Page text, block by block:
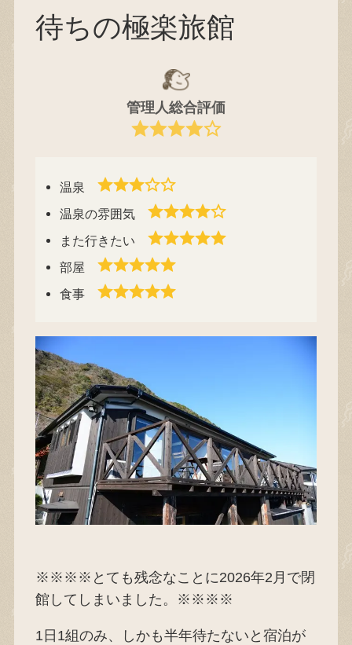
待ちの極楽旅館
管理人総合評価
温泉
温泉の雰囲気
また行きたい
部屋
食事
※※※※とても残念なことに2026年2月で閉
館してしまいました。※※※※
1日1組のみ、しかも半年待たないと宿泊が